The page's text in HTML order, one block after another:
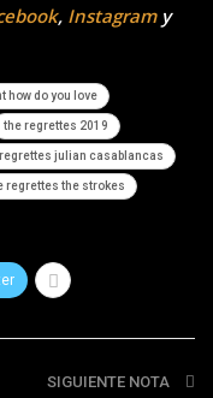
, Instagramy
how do you love
the regrettes 2019
julian casablancas
regrettes the strokes
SIGUIENTE NOTA